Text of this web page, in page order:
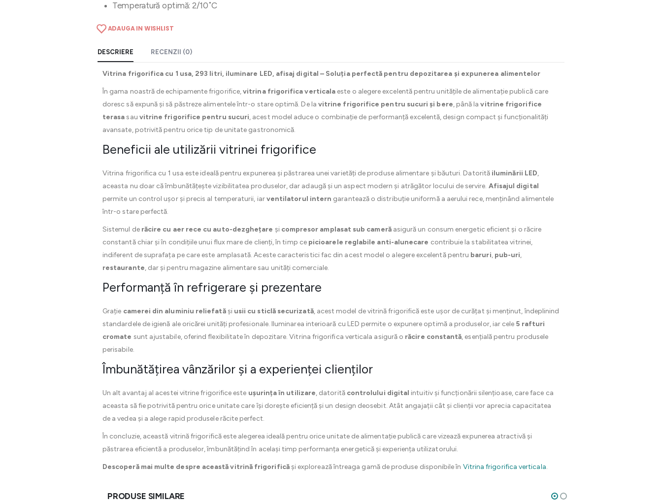
Temperatură optimă: 2/10˚C
ADAUGA IN WISHLIST
DESCRIERE RECENZII (0)
Vitrina frigorifica cu 1 usa, 293 litri, iluminare LED, afisaj digital – Soluția perfectă pentru depozitarea și expunerea alimentelor
În gama noastră de echipamente frigorifice,vitrina frigorifica verticala este o alegere excelentă pentru unitățile de alimentație publică care
doresc să expună și să păstreze alimentele într-o stare optimă. De la vitrine frigorifice pentru sucuri și bere, până lavitrine frigorifice
terasasau vitrine frigorifice pentru sucuri, acest model aduce o combinație de performanță excelentă, design compact și funcționalități
avansate, potrivită pentru orice tip de unitate gastronomică.
Beneficii ale utilizării vitrinei frigorifice
Vitrina frigorifica cu 1 usa este ideală pentru expunerea și păstrarea unei varietăți de produse alimentare și băuturi. Datorită iluminării LED,
aceasta nu doar că îmbunătățește vizibilitatea produselor, dar adaugă și un aspect modern și atrăgător locului de servire. Afisajul digital
permite un control ușor și precis al temperaturii, iarventilatorul intern garantează o distribuție uniformă a aerului rece, menținând alimentele
într-o stare perfectă.
Sistemul de răcire cu aer rece cu auto-dezghețare și compresor amplasat sub camerăasigură un consum energetic eficient și o răcire
constantă chiar și în condițiile unui flux mare de clienți, în timp ce picioarele reglabile anti-alunecare contribuie la stabilitatea vitrinei,
indiferent de suprafața pe care este amplasată. Aceste caracteristici fac din acest model o alegere excelentă pentru baruri, pub-uri,
restaurante, dar și pentru magazine alimentare sau unități comerciale.
Performanță în refrigerare și prezentare
Grație camerei din aluminiu reliefatăși usii cu sticlă securizată, acest model de vitrină frigorifică este ușor de curățat și menținut, îndeplinind
standardele de igienă ale oricărei unități profesionale. Iluminarea interioară cu LED permite o expunere optimă a produselor, iar cele 5 rafturi
cromate sunt ajustabile, oferind flexibilitate în depozitare. Vitrina frigorifica verticala asigură o răcire constantă, esențială pentru produsele
perisabile.
Îmbunătățirea vânzărilor și a experienței clienților
Un alt avantaj al acestei vitrine frigorifice este ușurința în utilizare, datorită controlului digital intuitiv și funcționării silențioase, care face ca
aceasta să fie potrivită pentru orice unitate care își dorește eficiență și un design deosebit. Atât angajații cât și clienții vor aprecia capacitatea
de a vedea și a alege rapid produsele răcite perfect.
În concluzie, această vitrină frigorifică este alegerea ideală pentru orice unitate de alimentație publică care vizează expunerea atractivă și
păstrarea eficientă a produselor, îmbunătățind în același timp performanța energetică și experiența utilizatorului.
Descoperă mai multe despre această vitrină frigorificăși explorează întreaga gamă de produse disponibile în Vitrina frigorifica verticala.
PRODUSE SIMILARE